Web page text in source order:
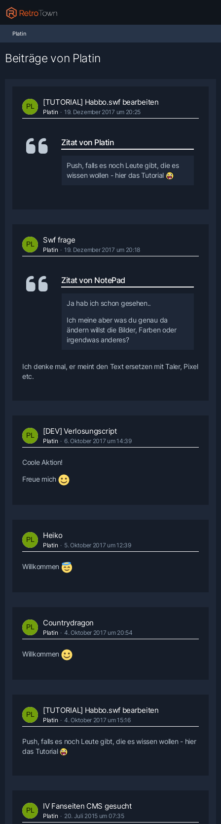
Platin
Beiträge von Platin
[TUTORIAL] Habbo.swf bearbeiten
Platin 19. Dezember 2017 um 20:25
Zitat von Platin
Push, falls es noch Leute gibt, die es
wissen wollen - hier das Tutorial
Swf frage
Platin 19. Dezember 2017 um 20:18
Zitat von NotePad
Ja hab ich schon gesehen..
Ich meine aber was du genau da
ändern willst die Bilder, Farben oder
irgendwas anderes?
Ich denke mal, er meint den Text ersetzen mit Taler, Pixel
etc.
[DEV] Verlosungscript
Platin 6. Oktober 2017 um 14:39
Coole Aktion!
Freue mich
Heiko
Platin 5. Oktober 2017 um 12:39
Willkommen
Countrydragon
Platin 4. Oktober 2017 um 20:54
Willkommen
[TUTORIAL] Habbo.swf bearbeiten
Platin 4. Oktober 2017 um 15:16
Push, falls es noch Leute gibt, die es wissen wollen - hier
das Tutorial
IV Fanseiten CMS gesucht
Platin 20. Juli 2015 um 07:35